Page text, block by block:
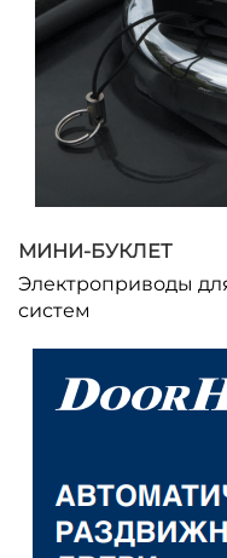
МИНИ-БУКЛЕТ
Электроприводы
систем